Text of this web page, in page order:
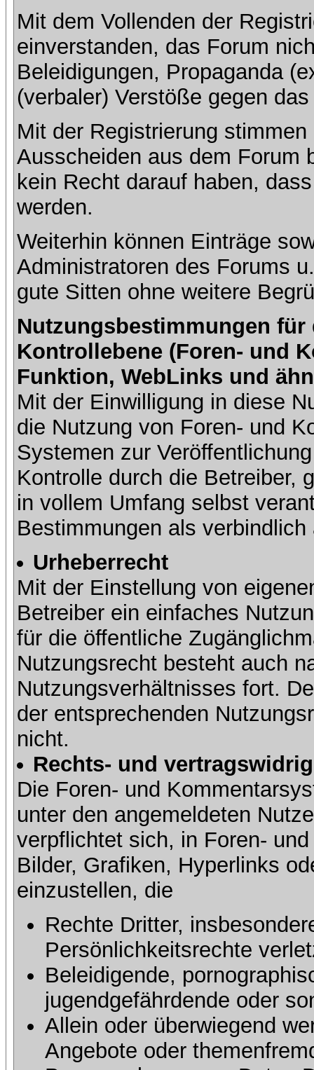
Mit dem Vollenden der
einverstanden, das Forum
Beleidigungen, Propaganda
(verbaler) Verstöße gegen
Mit der Registrierung
Ausscheiden aus dem Forum
kein Recht darauf haben,
werden.
Weiterhin können Einträge
Administratoren des Forums
gute Sitten ohne weitere
Nutzungsbestimmungen
Kontrollebene (Foren- und
Funktion, WebLinks und
Mit der Einwilligung in diese
die Nutzung von Foren- und
Systemen zur
Kontrolle durch die Betreiber,
in vollem Umfang selbst
Bestimmungen als verbindlich
Urheberrecht
Mit der Einstellung von
Betreiber ein einfaches
für die öffentliche
Nutzungsrecht besteht auch
Nutzungsverhältnisses fort.
der entsprechenden
nicht.
Rechts- und
Die Foren- und
unter den angemeldeten
verpflichtet sich, in Foren-
Bilder, Grafiken, Hyperlinks
einzustellen, die
Rechte Dritter,
Persönlichkeitsrechte
Beleidigende,
jugendgefährdende oder
Allein oder überwiegend
Angebote oder